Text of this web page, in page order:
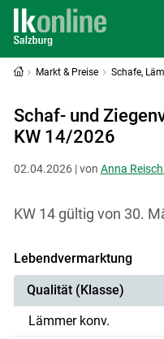
Markt & Preise Schafe,
Schaf- und
KW 14/2026
02.04.2026 | von Anna
KW 14 gültig von 30.
Lebendvermarktung
Qualität (Klasse)
Lämmer konv.